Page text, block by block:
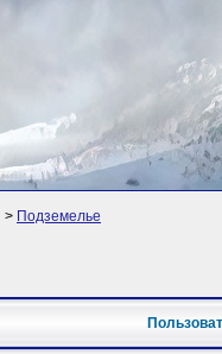
> Подземелье